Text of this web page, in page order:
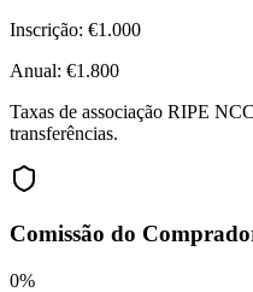
Inscrição: €1.000
Anual: €1.800
Taxas de associação RIPE
transferências.
Comissão do
0%